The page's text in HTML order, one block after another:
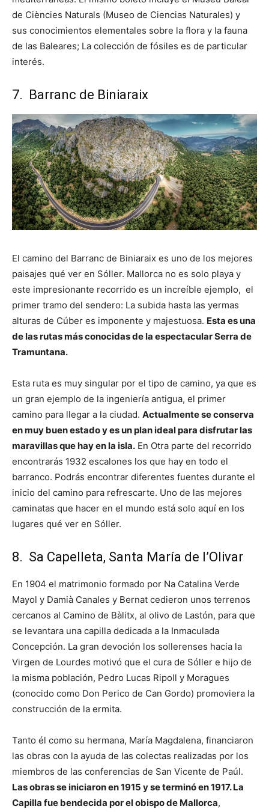
de Ciències Naturals (Museo de Ciencias Naturales) y
sus conocimientos elementales sobre la flora y la fauna
de las Baleares; La colección de fósiles es de particular
interés.
7. Barranc de Biniaraix
El camino del Barranc de Biniaraix es uno de los mejores
paisajes qué ver en Sóller. Mallorca no es solo playa y
este impresionante recorrido es un increíble ejemplo, el
primer tramo del sendero: La subida hasta las yermas
alturas de Cúber es imponente y majestuosa. Esta es una
de las rutas más conocidas de la espectacular Serra de
Tramuntana.
Esta ruta es muy singular por el tipo de camino, ya que es
un gran ejemplo de la ingeniería antigua, el primer
camino para llegar a la ciudad. Actualmente se conserva
en muy buen estado y es un plan ideal para disfrutar las
maravillas que hay en la isla. En Otra parte del recorrido
encontrarás 1932 escalones los que hay en todo el
barranco. Podrás encontrar diferentes fuentes durante el
inicio del camino para refrescarte. Uno de las mejores
caminatas que hacer en el mundo está solo aquí en los
lugares qué ver en Sóller.
8. Sa Capelleta, Santa María de l’Olivar
En 1904 el matrimonio formado por Na Catalina Verde
Mayol y Damià Canales y Bernat cedieron unos terrenos
cercanos al Camino de Bàlitx, al olivo de Lastón, para que
se levantara una capilla dedicada a la Inmaculada
Concepción. La gran devoción los sollerenses hacia la
Virgen de Lourdes motivó que el cura de Sóller e hijo de
la misma población, Pedro Lucas Ripoll y Moragues
(conocido como Don Perico de Can Gordo) promoviera la
construcción de la ermita.
Tanto él como su hermana, María Magdalena, financiaron
las obras con la ayuda de las colectas realizadas por los
miembros de las conferencias de San Vicente de Paúl.
Las obras se iniciaron en 1915 y se terminó en 1917. La
Capilla fue bendecida por el obispo de Mallorca,